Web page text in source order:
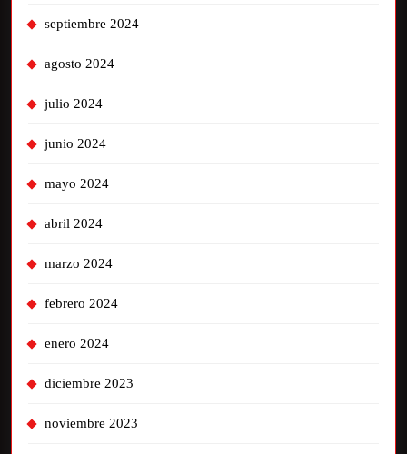
septiembre 2024
agosto 2024
julio 2024
junio 2024
mayo 2024
abril 2024
marzo 2024
febrero 2024
enero 2024
diciembre 2023
noviembre 2023